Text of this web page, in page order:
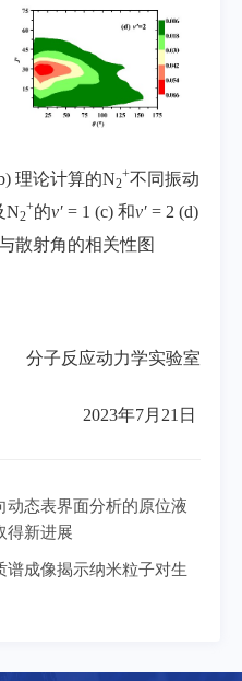
理论计算的N2
+不同振动
N2
+的v′ = 1 (c) 和v′ = 2 (d)
散射角的相关性图
分子反应动力学实验室
2023年7月21日
动态表界面分析的原位液
得新进展
谱成像揭示纳米粒子对生